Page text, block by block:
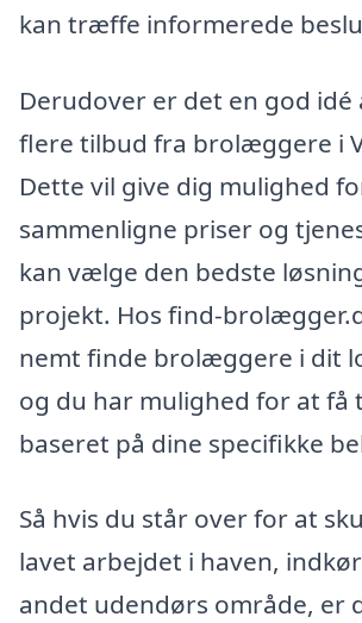
kan træffe informerede
Derudover er det en god
flere tilbud fra brolæggere i
Dette vil give dig mulighed
sammenligne priser og
kan vælge den bedste
projekt. Hos find-
nemt finde brolæggere i dit
og du har mulighed for at få
baseret på dine specifikke
Så hvis du står over for at
lavet arbejdet i haven,
andet udendørs område, er